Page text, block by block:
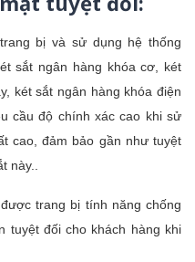
bị và sử dụng hệ thống
sắt ngân hàng khóa cơ, két
két sắt ngân hàng khóa điện
cầu độ chính xác cao khi sử
cao, đảm bảo gần như tuyệt
này..
trang bị tính năng chống
tuyệt đối cho khách hàng khi